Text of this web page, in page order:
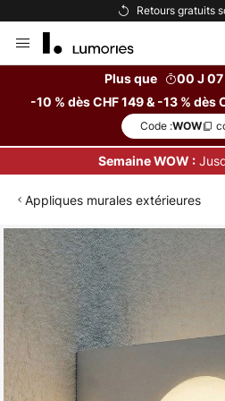
Allez
au
Plus que
00 J 07
-10 % dès CHF 149 & -13 % dès
Code :WOW
Semaine WOW :
Appliques murales extérieures
Skip
to
the
end
of
the
images
gallery